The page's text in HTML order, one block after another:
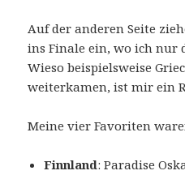
Auf der anderen Seite
ins Finale ein, wo ich nur
Wieso beispielsweise
weiterkamen, ist mir ein
Meine vier Favoriten
Finnland: Paradise